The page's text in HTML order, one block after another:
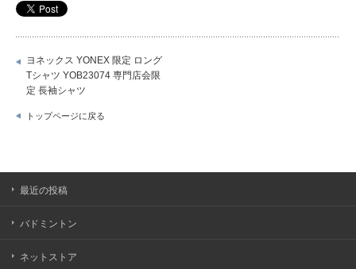
ヨネックス YONEX 限定 ロング
Tシャツ YOB23074 専門店会限
定 長袖シャツ
トップページに戻る
最近の投稿
バドミントン
ネットストア